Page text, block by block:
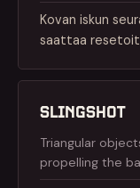
Kovan iskun
saattaa
SLINGSHOT
Triangular
propelling the